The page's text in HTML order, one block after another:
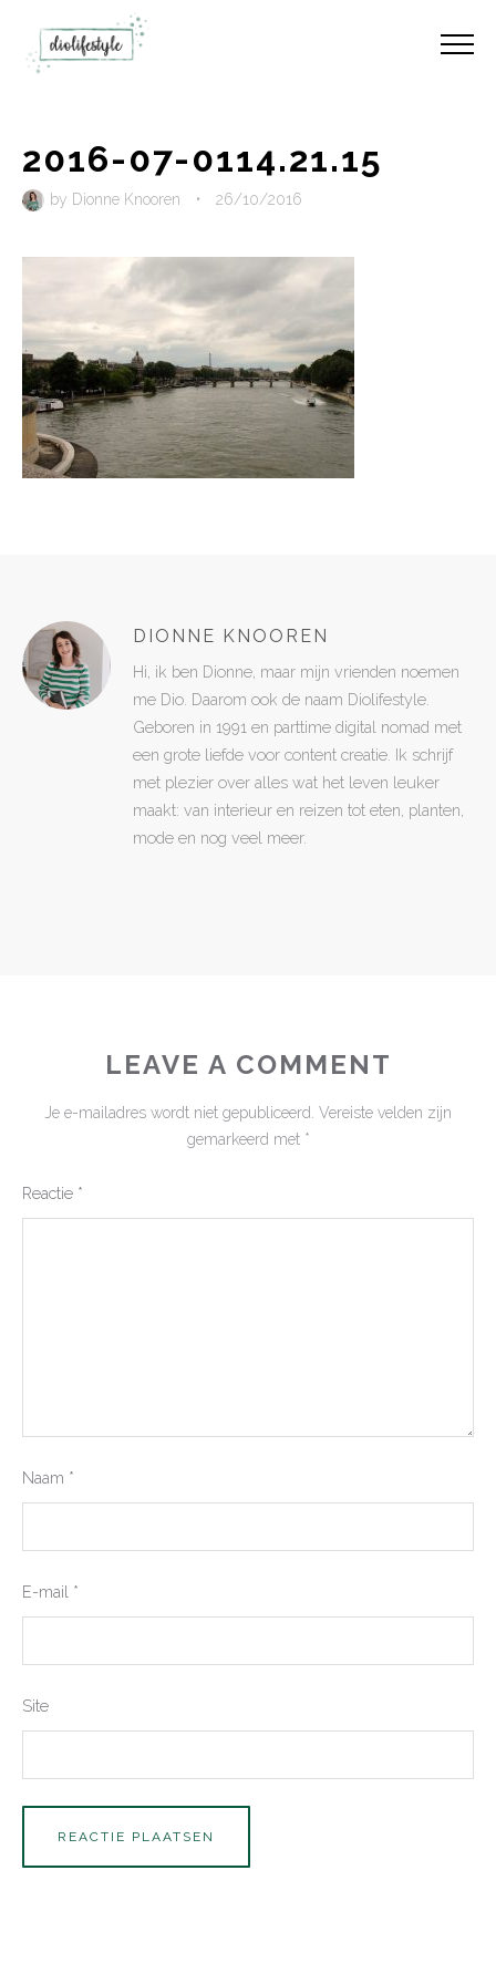
2016-07-0114.21.15
by Dionne Knooren • 26/10/2016
DIONNE KNOOREN
Hi, ik ben Dionne, maar mijn vrienden noemen
me Dio. Daarom ook de naam Diolifestyle.
Geboren in 1991 en parttime digital nomad met
een grote liefde voor content creatie. Ik schrijf
met plezier over alles wat het leven leuker
maakt: van interieur en reizen tot eten, planten,
mode en nog veel meer.
LEAVE A COMMENT
Je e-mailadres wordt niet gepubliceerd. Vereiste velden zijn
gemarkeerd met *
Reactie *
Naam *
E-mail *
Site